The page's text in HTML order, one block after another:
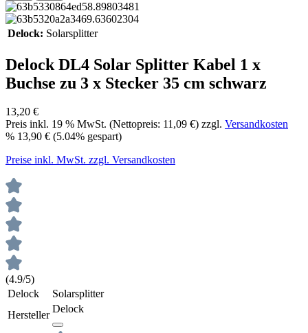
Delock: Solarsplitter
Delock DL4 Solar Splitter Kabel 1 x
Buchse zu 3 x Stecker 35 cm schwarz
13,20 €
Preis inkl. 19 % MwSt. (Nettopreis: 11,09 €) zzgl. Versandkosten
% 13,90 € (5.04% gespart)
Preise inkl. MwSt. zzgl. Versandkosten
(4.9/5)
Delock
Solarsplitter
Hersteller
Delock